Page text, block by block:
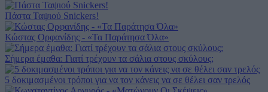
Πάστα Ταψιού Snickers!
Κώστας Ορφανίδης - «Τα Παράτησα Όλα»
Σήμερα έμαθα: Γιατί τρέχουν τα σάλια στους σκύλους;
5 δοκιμασμένοι τρόποι για να τον κάνεις να σε θέλει σαν τρελός